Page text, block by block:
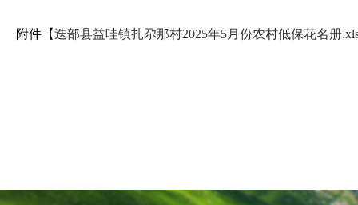
附件【迭部县益哇镇扎尕那村2025年5月份农村低保花名册